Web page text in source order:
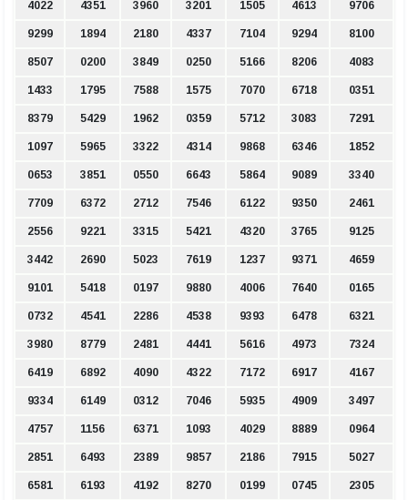
4022 4351 3960 3201 1505 4613 9706
9299 1894 2180 4337 7104 9294 8100
8507 0200 3849 0250 5166 8206 4083
1433 1795 7588 1575 7070 6718 0351
8379 5429 1962 0359 5712 3083 7291
1097 5965 3322 4314 9868 6346 1852
0653 3851 0550 6643 5864 9089 3340
7709 6372 2712 7546 6122 9350 2461
2556 9221 3315 5421 4320 3765 9125
3442 2690 5023 7619 1237 9371 4659
9101 5418 0197 9880 4006 7640 0165
0732 4541 2286 4538 9393 6478 6321
3980 8779 2481 4441 5616 4973 7324
6419 6892 4090 4322 7172 6917 4167
9334 6149 0312 7046 5935 4909 3497
4757 1156 6371 1093 4029 8889 0964
2851 6493 2389 9857 2186 7915 5027
6581 6193 4192 8270 0199 0745 2305